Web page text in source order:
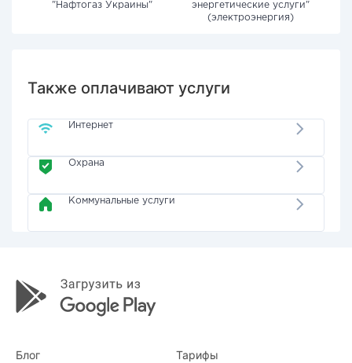
"Нафтогаз Украины"
энергетические услуги"
(электроэнергия)
Также оплачивают услуги
Интернет
Охрана
Коммунальные услуги
Блог Тарифы